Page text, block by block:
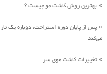
» بهترین روش کاشت مو چیست ؟
» پس از پایان دوره استراحت، دوباره یک
می‌کند
» تغییرات کاشت موی سر